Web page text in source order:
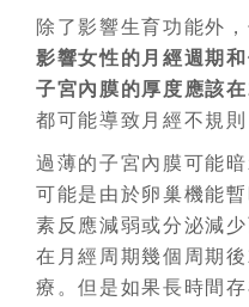
除了影響生育功能外
影響女性的月經週期
子宮內膜的厚度應該
都可能導致月經不規
過薄的子宮內膜可能
可能是由於卵巢機能
素反應減弱或分泌減
在月經周期幾個周期
療。但是如果長時間